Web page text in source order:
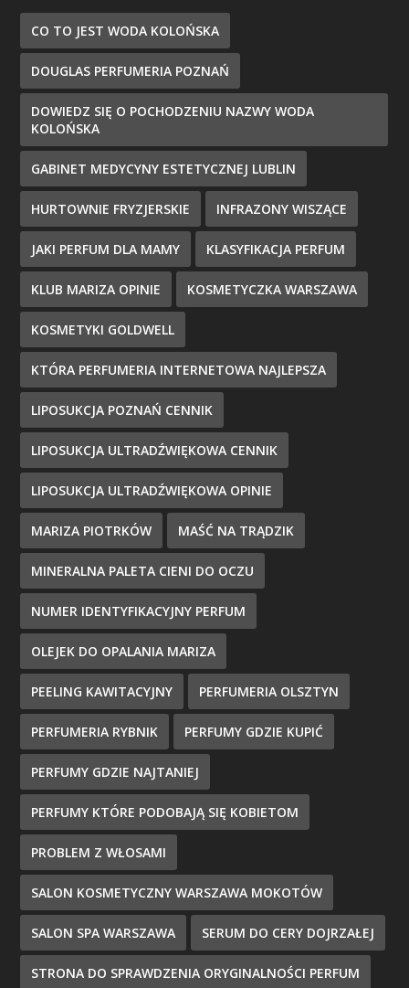
CO TO JEST WODA KOLOŃSKA
DOUGLAS PERFUMERIA POZNAŃ
DOWIEDZ SIĘ O POCHODZENIU NAZWY WODA
KOLOŃSKA
GABINET MEDYCYNY ESTETYCZNEJ LUBLIN
HURTOWNIE FRYZJERSKIE INFRAZONY WISZĄCE
JAKI PERFUM DLA MAMY KLASYFIKACJA PERFUM
KLUB MARIZA OPINIE KOSMETYCZKA WARSZAWA
KOSMETYKI GOLDWELL
KTÓRA PERFUMERIA INTERNETOWA NAJLEPSZA
LIPOSUKCJA POZNAŃ CENNIK
LIPOSUKCJA ULTRADŹWIĘKOWA CENNIK
LIPOSUKCJA ULTRADŹWIĘKOWA OPINIE
MARIZA PIOTRKÓW MAŚĆ NA TRĄDZIK
MINERALNA PALETA CIENI DO OCZU
NUMER IDENTYFIKACYJNY PERFUM
OLEJEK DO OPALANIA MARIZA
PEELING KAWITACYJNY PERFUMERIA OLSZTYN
PERFUMERIA RYBNIK PERFUMY GDZIE KUPIĆ
PERFUMY GDZIE NAJTANIEJ
PERFUMY KTÓRE PODOBAJĄ SIĘ KOBIETOM
PROBLEM Z WŁOSAMI
SALON KOSMETYCZNY WARSZAWA MOKOTÓW
SALON SPA WARSZAWA SERUM DO CERY DOJRZAŁEJ
STRONA DO SPRAWDZENIA ORYGINALNOŚCI PERFUM